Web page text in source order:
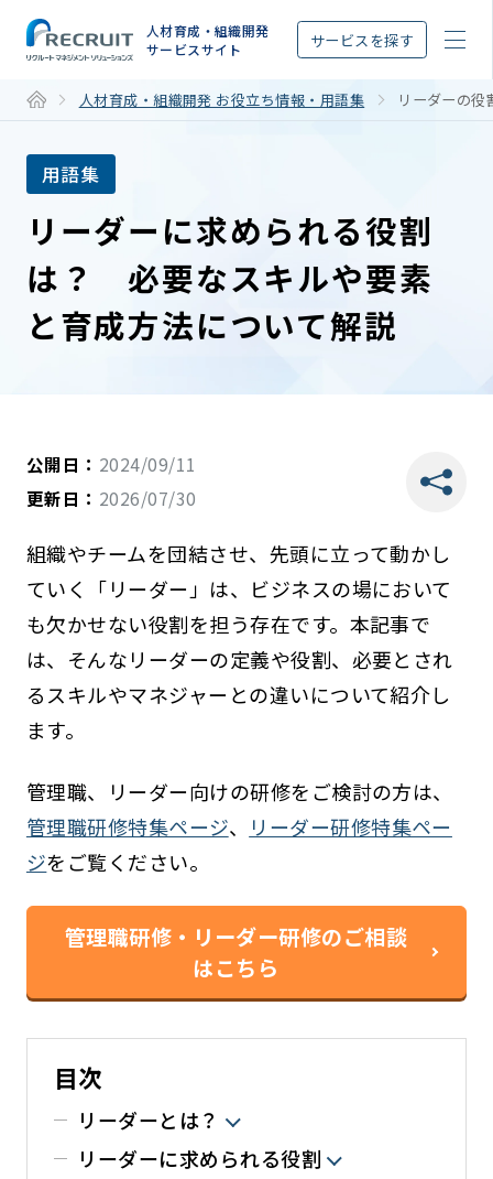
人材育成・組織開発
サービスサイト
サービスを探す
人材育成・組織開発 お役立ち情報・用語集 リーダーの役
用語集
リーダーに求められる役割
は？ 必要なスキルや要素
と育成方法について解説
公開日： 2024/09/11
更新日： 2026/07/30
組織やチームを団結させ、先頭に立って動かし
ていく「リーダー」は、ビジネスの場において
も欠かせない役割を担う存在です。本記事で
は、そんなリーダーの定義や役割、必要とされ
るスキルやマネジャーとの違いについて紹介し
ます。
管理職、リーダー向けの研修をご検討の方は、
管理職研修特集ページ、
リーダー研修特集ペー
ジをご覧ください。
管理職研修・リーダー研修のご相談
はこちら
目次
リーダーとは？
リーダーに求められる役割